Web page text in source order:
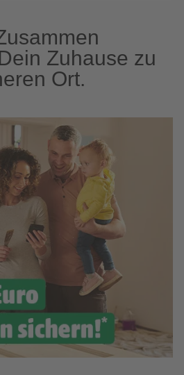
Zuhause zu
Ort.